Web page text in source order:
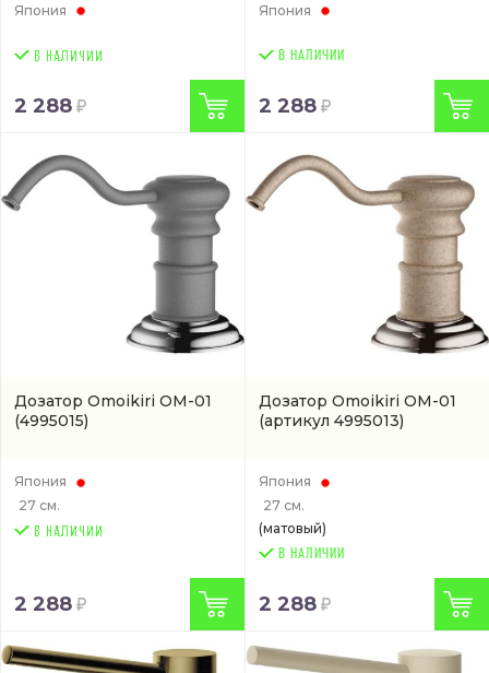
Япония
2 288
Япония
В НАЛИЧИИ
2 288
Дозатор Omoikiri OM-01
(4995015)
Япония
27 см.
2 288
Дозатор Omoikiri OM-01
(артикул 4995013)
Япония
27 см.
(матовый)
В НАЛИЧИИ
2 288